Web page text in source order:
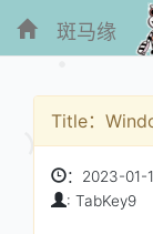
斑马缘
Title：
：2023-01-
: